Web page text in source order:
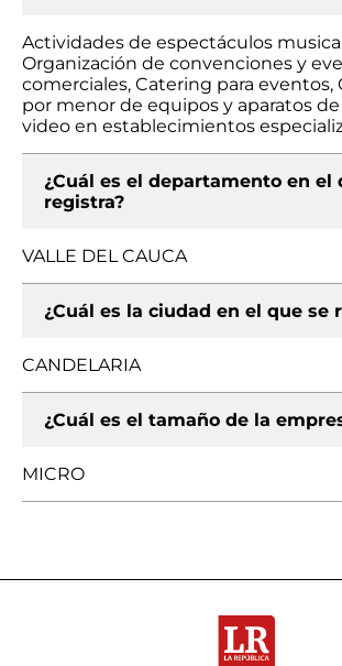
Actividades de espectáculos
Organización de convenciones y
comerciales, Catering para eventos,
por menor de equipos y aparatos
video en establecimientos
¿Cuál es el departamento en el
registra?
VALLE DEL CAUCA
¿Cuál es la ciudad en el que se
CANDELARIA
¿Cuál es el tamaño de la
MICRO